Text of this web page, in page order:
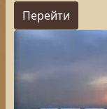
Перейти